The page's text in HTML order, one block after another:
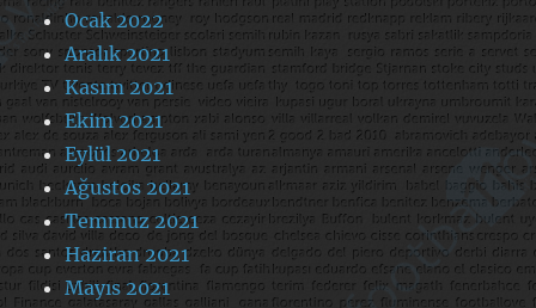
Ocak 2022
Aralık 2021
Kasım 2021
Ekim 2021
Eylül 2021
Ağustos 2021
Temmuz 2021
Haziran 2021
Mayıs 2021